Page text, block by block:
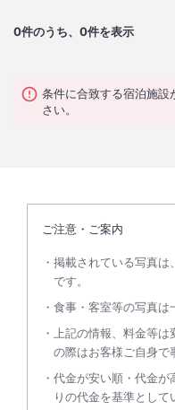
0件のうち、0件を表示
条件に合致する宿泊施設
さい。
ご注意・ご案内
掲載されている写真は
です。
食事・客室等の写真は
上記の情報、料金等
の際はお客様ご自身で
代金が安い順・代金が
りの代金を基準として